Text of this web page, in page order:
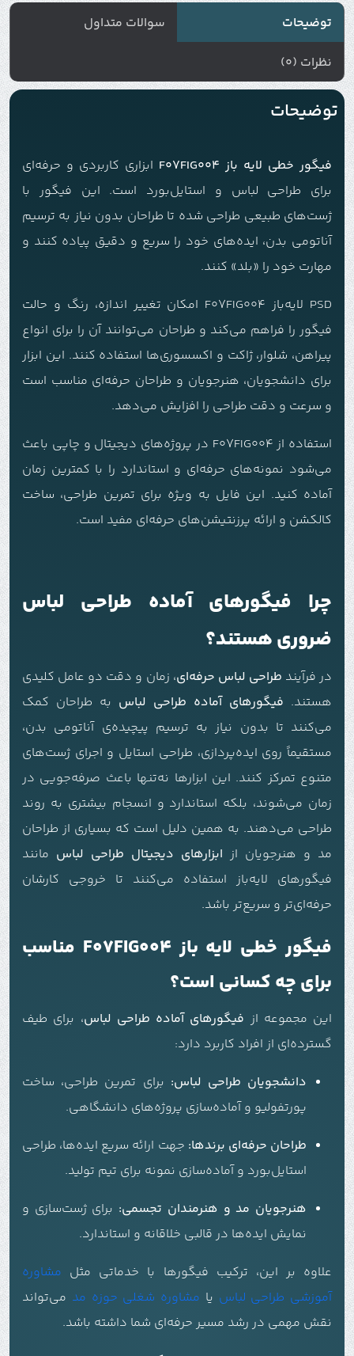
توضیحات
سوالات متداول
نظرات (0)
توضیحات
فیگور خطی لایه باز F07FIG004
ابزاری کاربردی و حرفه‌ای
برای طراحی لباس و استایل‌بورد است. این فیگور با
ژست‌های طبیعی طراحی شده تا طراحان بدون نیاز به ترسیم
آناتومی بدن، ایده‌های خود را سریع و دقیق پیاده کنند و
مهارت خود را «بلد» کنند.
PSD لایه‌باز F07FIG004 امکان تغییر اندازه، رنگ و حالت
فیگور را فراهم می‌کند و طراحان می‌توانند آن را برای انواع
پیراهن، شلوار، ژاکت و اکسسوری‌ها استفاده کنند. این ابزار
برای دانشجویان، هنرجویان و طراحان حرفه‌ای مناسب است
و سرعت و دقت طراحی را افزایش می‌دهد.
استفاده از F07FIG004 در پروژه‌های دیجیتال و چاپی باعث
می‌شود نمونه‌های حرفه‌ای و استاندارد را با کمترین زمان
آماده کنید. این فایل به ویژه برای تمرین طراحی، ساخت
کالکشن و ارائه پرزنتیشن‌های حرفه‌ای مفید است.
چرا فیگورهای آماده طراحی لباس
ضروری هستند؟
در فرآیند طراحی لباس حرفه‌ای، زمان و دقت دو عامل کلیدی
هستند. فیگورهای آماده طراحی لباس به طراحان کمک
می‌کنند تا بدون نیاز به ترسیم پیچیده‌ی آناتومی بدن،
مستقیماً روی ایده‌پردازی، طراحی استایل و اجرای ژست‌های
متنوع تمرکز کنند. این ابزارها نه‌تنها باعث صرفه‌جویی در
زمان می‌شوند، بلکه استاندارد و انسجام بیشتری به روند
طراحی می‌دهند. به همین دلیل است که بسیاری از طراحان
مد و هنرجویان از ابزارهای دیجیتال طراحی لباس مانند
فیگورهای لایه‌باز استفاده می‌کنند تا خروجی کارشان
حرفه‌ای‌تر و سریع‌تر باشد.
فیگور خطی لایه باز F07FIG004 مناسب
برای چه کسانی است؟
این مجموعه از فیگورهای آماده طراحی لباس، برای طیف
گسترده‌ای از افراد کاربرد دارد:
دانشجویان طراحی لباس: برای تمرین طراحی، ساخت
پورتفولیو و آماده‌سازی پروژه‌های دانشگاهی.
طراحان حرفه‌ای برندها: جهت ارائه سریع ایده‌ها، طراحی
استایل‌بورد و آماده‌سازی نمونه برای تیم تولید.
هنرجویان مد و هنرمندان تجسمی: برای ژست‌سازی و
نمایش ایده‌ها در قالبی خلاقانه و استاندارد.
علاوه بر این، ترکیب فیگورها با خدماتی مثل مشاوره
آموزشی طراحی لباس یا مشاوره شغلی حوزه مد می‌تواند
نقش مهمی در رشد مسیر حرفه‌ای شما داشته باشد.